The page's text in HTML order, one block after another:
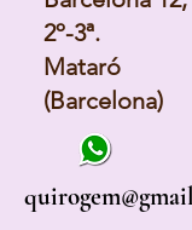
2º-3ª.
Mataró
(Barcelona)